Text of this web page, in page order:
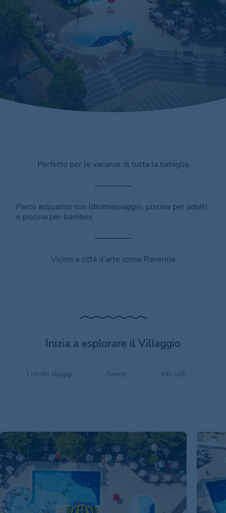
Perfetto per le vacanze di tutta la famiglia
Parco acquatico con idromassaggio, piscina per adulti
e piscina per bambini
Vicino a città d'arte come Ravenna
Inizia a esplorare il Villaggio
I nostri alloggi Servizi Info utili